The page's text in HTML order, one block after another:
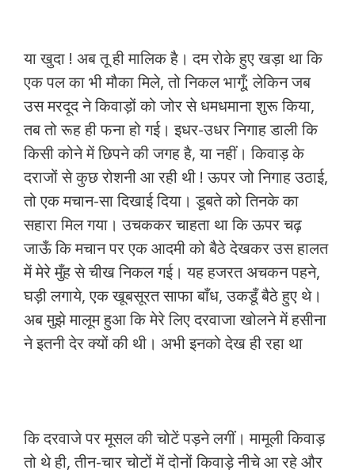
या खुदा ! अब तू ही मालिक है। दम रोके हुए खड़ा था कि
एक पल का भी मौका मिले, तो निकल भागूँ; लेकिन जब
उस मरदूद ने किवाड़ों को जोर से धमधमाना शुरू किया,
तब तो रूह ही फना हो गई। इधर-उधर निगाह डाली कि
किसी कोने में छिपने की जगह है, या नहीं। किवाड़ के
दराजों से कुछ रोशनी आ रही थी ! ऊपर जो निगाह उठाई,
तो एक मचान-सा दिखाई दिया। डूबते को तिनके का
सहारा मिल गया। उचककर चाहता था कि ऊपर चढ़
जाऊँ कि मचान पर एक आदमी को बैठे देखकर उस हालत
में मेरे मुँह से चीख निकल गई। यह हजरत अचकन पहने,
घड़ी लगाये, एक खूबसूरत साफा बाँध, उकडूँ बैठे हुए थे।
अब मुझे मालूम हुआ कि मेरे लिए दरवाजा खोलने में हसीना
ने इतनी देर क्यों की थी। अभी इनको देख ही रहा था
कि दरवाजे पर मूसल की चोटें पड़ने लगीं। मामूली किवाड़
तो थे ही, तीन-चार चोटों में दोनों किवाड़े नीचे आ रहे और